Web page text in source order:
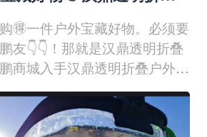
🉐一件户外宝藏好物。必须要
友👇👇！那就是汉鼎透明折叠
商城入手汉鼎透明折叠户外水
知道，它绝对是垂钓🎣出行的
厚透明EVA材质，结实耐造，
获情况一目了然👀。自带加长